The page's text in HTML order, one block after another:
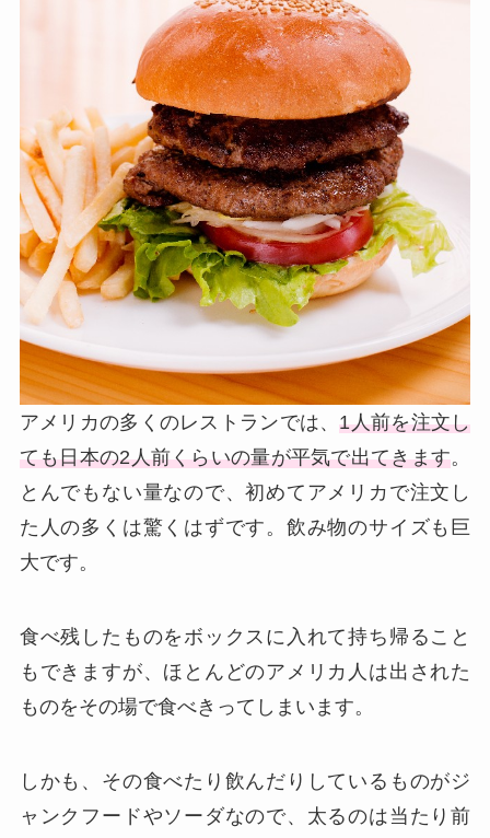
アメリカの多くのレストランでは、1人前を注文し
ても日本の2人前くらいの量が平気で出てきます。
とんでもない量なので、初めてアメリカで注文し
た人の多くは驚くはずです。飲み物のサイズも巨
大です。
食べ残したものをボックスに入れて持ち帰ること
もできますが、ほとんどのアメリカ人は出された
ものをその場で食べきってしまいます。
しかも、その食べたり飲んだりしているものがジ
ャンクフードやソーダなので、太るのは当たり前